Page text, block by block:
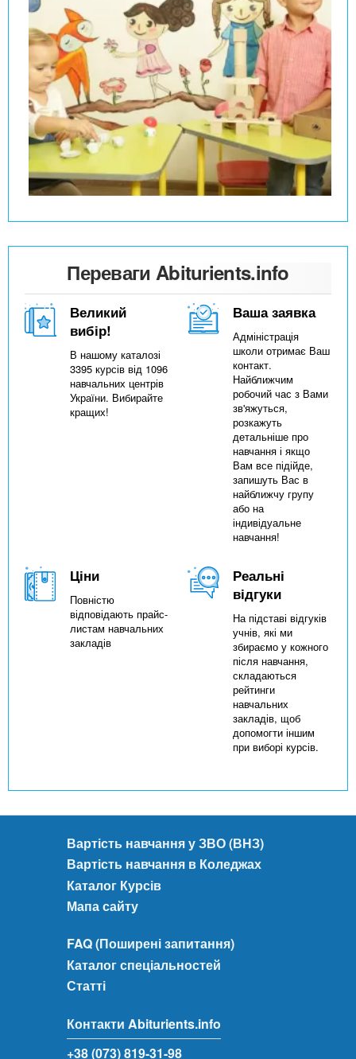
Переваги Abiturients.info
Великий
вибір!
В нашому каталозі
3395 курсів від 1096
навчальних центрів
України. Вибирайте
кращих!
Ваша заявка
Адміністрація
школи отримає Ваш
контакт.
Найближчим
робочий час з Вами
зв'яжуться,
розкажуть
детальніше про
навчання і якщо
Вам все підійде,
запишуть Вас в
найближчу групу
або на
індивідуальне
навчання!
Ціни
Повністю
відповідають прайс-
листам навчальних
закладів
Реальні
відгуки
На підставі відгуків
учнів, які ми
збираємо у кожного
після навчання,
складаються
рейтинги
навчальних
закладів, щоб
допомогти іншим
при виборі курсів.
Вартість навчання у ЗВО (ВНЗ)
Вартість навчання в Коледжах
Каталог Курсів
Мапа сайту
FAQ (Поширені запитання)
Каталог спеціальностей
Статті
Контакти Abiturients.info
+38 (073) 819-31-98